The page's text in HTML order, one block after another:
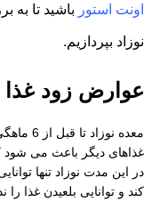
اونت استور باشید تا به
نوزاد بپردازیم.
عوارض زود غذا
معده
غذاهای دیگر باعث می شود
در این مدت نوزاد تنها
کند و توانایی بلعیدن غذا